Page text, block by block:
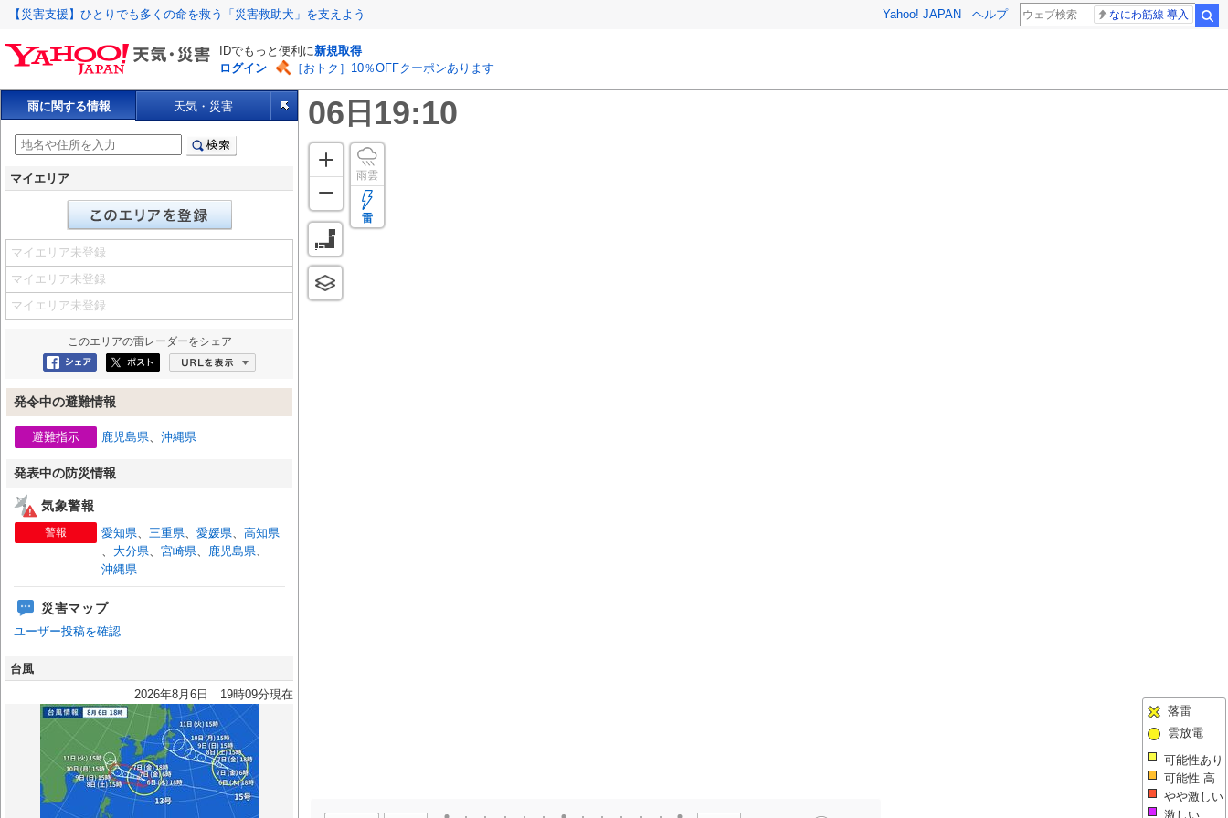
【災害支援】ひとりでも多くの命を救う「災害救助犬」を支えよう Yahoo! JAPAN ヘルプ なにわ筋線 導入
IDでもっと便利に新規取得
ログイン
［おトク］10％OFFクーポンあります
雨に関する情報 天気・災害
マイエリア
マイエリア未登録
マイエリア未登録
マイエリア未登録
このエリアの雷レーダーをシェア
Facebookにシェア
ポスト
発令中の避難情報
避難指示 鹿児島県、 沖縄県
発表中の防災情報
気象警報
警報 愛知県、 三重県、 愛媛県、 高知県
、 大分県、 宮崎県、 鹿児島県、
沖縄県
災害マップ
ユーザー投稿を確認
台風
2026年8月6日 19時09分現在
雨雲
雷
06 日 19:10
落雷
雲放電
可能性あり
可能性 高
やや激しい
激しい